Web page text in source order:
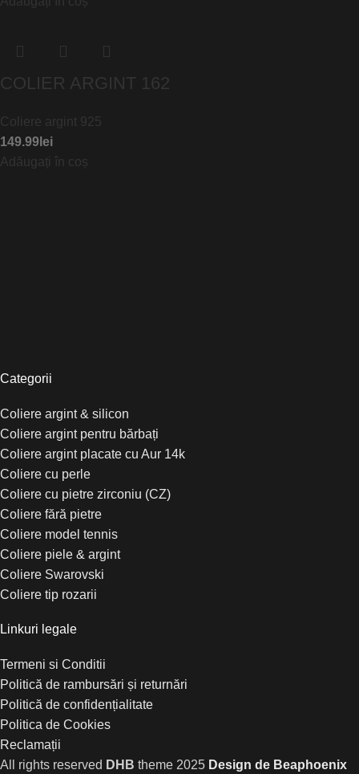
COLIER ARGINT 162
Coliere argint 925
149.99 lei
Adăugați în coș
Categorii
Coliere argint & silicon
Coliere argint pentru bărbați
Coliere argint placate cu Aur 14k
Coliere cu perle
Coliere cu pietre zirconiu (CZ)
Coliere fără pietre
Coliere model tennis
Coliere piele & argint
Coliere Swarovski
Coliere tip rozarii
Linkuri legale
Termeni si Conditii
Politică de rambursări și returnări
Politică de confidențialitate
Politica de Cookies
Reclamații
All rights reserved DHB theme 2025 Design de Beaphoenix